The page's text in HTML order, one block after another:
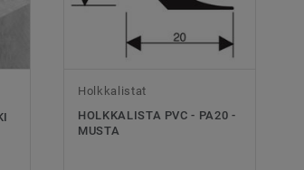
Holkkalistat
HOLKKALISTA PVC - PA20 -
MUSTA